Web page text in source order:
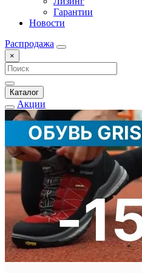
Гарантии
Новости
Распродажа
×
Каталог
Акции